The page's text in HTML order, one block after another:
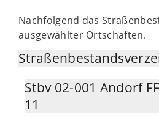
Nachfolgend das
ausgewählter Ortschaften.
Stbv 02-001 Andorf
11